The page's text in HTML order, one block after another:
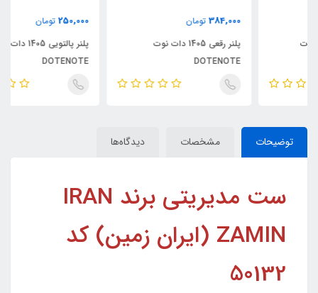
پلنر رقعی 1405 دات نوت
پلنر پالتویی 1405 دات نوت
توضیحات مشخصات دیدگاه‌ها
ست مدیریتی برند IRAN
ZAMIN (ایران زمین) کد
50132